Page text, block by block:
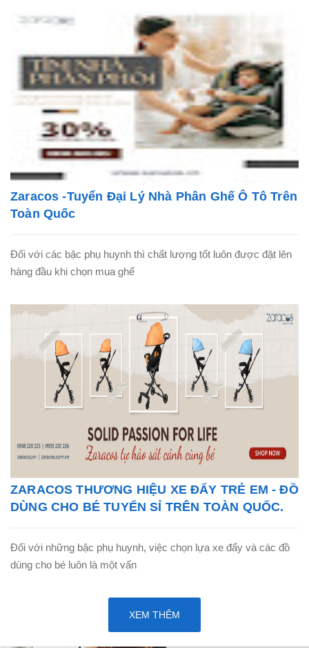
Zaracos -Tuyển Đại Lý Nhà Phân Ghế Ô Tô Trên
Toàn Quốc
Đối với các bậc phụ huynh thì chất lượng tốt luôn được đặt lên
hàng đầu khi chọn mua ghế
ZARACOS THƯƠNG HIỆU XE ĐẨY TRẺ EM - ĐỒ
DÙNG CHO BÉ TUYỂN SỈ TRÊN TOÀN QUỐC.
Đối với những bậc phụ huynh, việc chọn lựa xe đẩy và các đồ
dùng cho bé luôn là một vấn
XEM THÊM